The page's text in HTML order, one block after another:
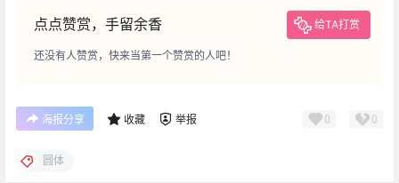
点点赞赏，手留余香 给TA打赏
还没有人赞赏，快来当第一个赞赏的人吧！
海报分享 收藏 举报 0 0
圆体